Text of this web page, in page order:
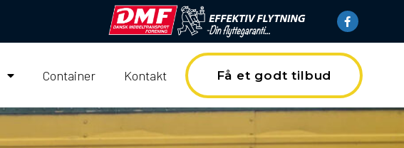
Container Kontakt Få et godt tilbud